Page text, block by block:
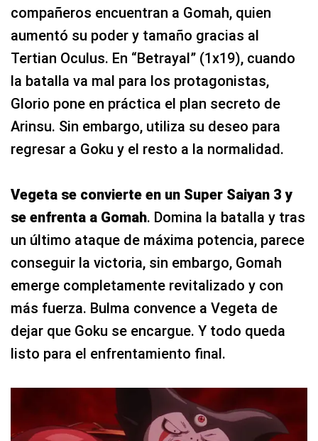
compañeros encuentran a Gomah, quien
aumentó su poder y tamaño gracias al
Tertian Oculus. En “Betrayal” (1x19), cuando
la batalla va mal para los protagonistas,
Glorio pone en práctica el plan secreto de
Arinsu. Sin embargo, utiliza su deseo para
regresar a Goku y el resto a la normalidad.
Vegeta se convierte en un Super Saiyan 3 y
se enfrenta a Gomah. Domina la batalla y tras
un último ataque de máxima potencia, parece
conseguir la victoria, sin embargo, Gomah
emerge completamente revitalizado y con
más fuerza. Bulma convence a Vegeta de
dejar que Goku se encargue. Y todo queda
listo para el enfrentamiento final.